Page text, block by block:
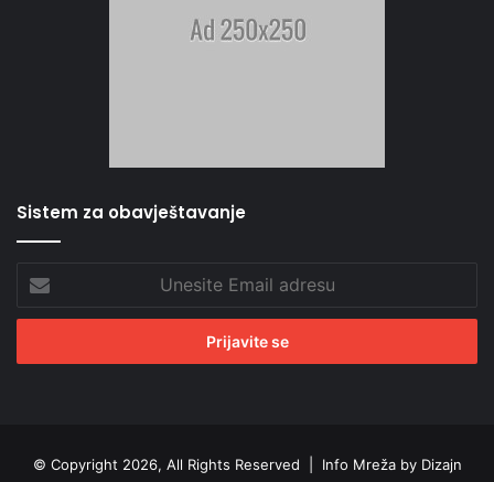
Sistem za obavještavanje
Unesite
Email
adresu
© Copyright 2026, All Rights Reserved | Info Mreža by Dizajn